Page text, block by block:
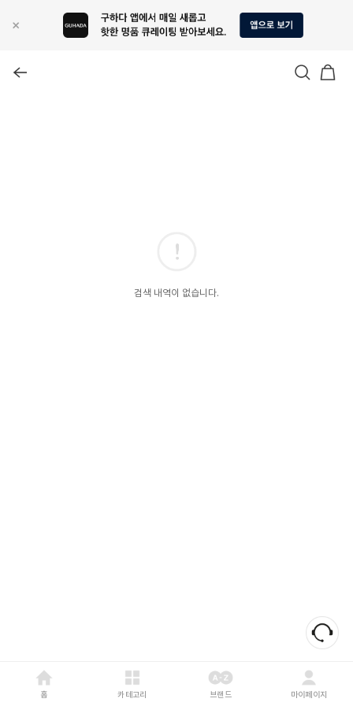
검색 내역이 없습니다.
홈 카테고리 브랜드 마이페이지